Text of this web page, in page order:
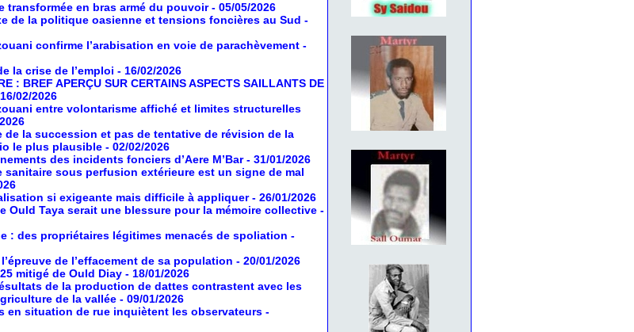
transformée en bras armé du pouvoir - 05/05/2026
de la politique oasienne et tensions foncières au Sud -
confirme l’arabisation en voie de parachèvement -
la crise de l’emploi - 16/02/2026
: BREF APERÇU SUR CERTAINS ASPECTS SAILLANTS DE
02/2026
entre volontarisme affiché et limites structurelles
de la succession et pas de tentative de révision de la
le plus plausible - 02/02/2026
des incidents fonciers d’Aere M’Bar - 31/01/2026
sanitaire sous perfusion extérieure est un signe de mal
si exigeante mais difficile à appliquer - 26/01/2026
Ould Taya serait une blessure pour la mémoire collective -
: des propriétaires légitimes menacés de spoliation -
de l’effacement de sa population - 20/01/2026
mitigé de Ould Diay - 18/01/2026
de la production de dattes contrastent avec les
de la vallée - 09/01/2026
en situation de rue inquiètent les observateurs -